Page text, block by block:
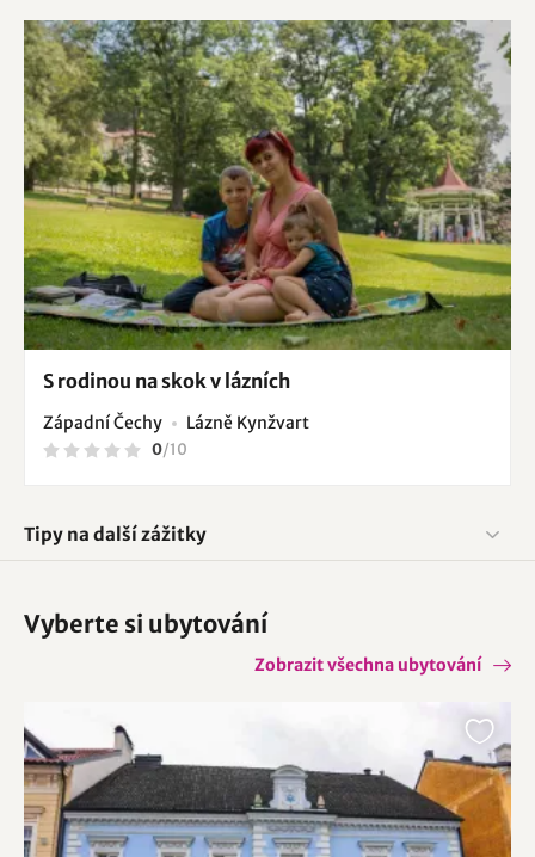
S rodinou na skok v lázních
Západní Čechy Lázně Kynžvart
0/10
Tipy na další zážitky
Vyberte si ubytování
Zobrazit všechna ubytování